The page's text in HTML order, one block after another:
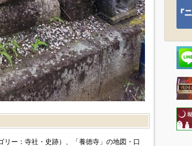
ー：寺社・史跡）、「養徳寺」の地図・口